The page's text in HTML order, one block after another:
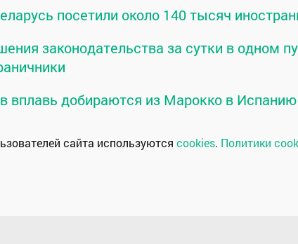
посетили около 140 тысяч
законодательства за сутки в одном
вплавь добираются из Марокко в Испанию
сайта используются cookies. Политики